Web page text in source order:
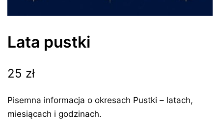
Lata pustki
25 zł
Pisemna informacja o okresach Pustki – latach,
miesiącach i godzinach.